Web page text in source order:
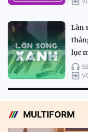
Làn
lục
MULTIFORM